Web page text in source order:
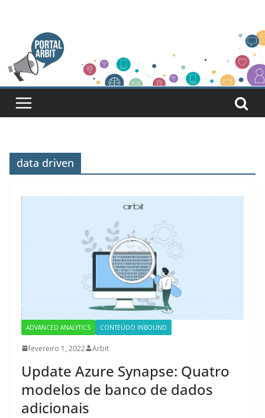
conteúdo
data driven
ADVANCED ANALYTICS CONTEÚDO INBOUND
fevereiro 1, 2022 Arbit
Update Azure Synapse: Quatro
modelos de banco de dados
adicionais